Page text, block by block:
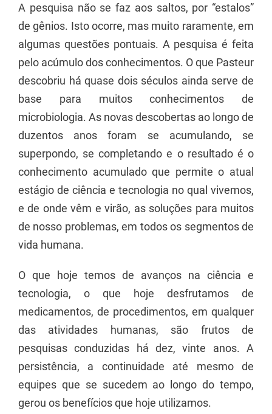
A pesquisa não se faz aos saltos, por “estalos”
de gênios. Isto ocorre, mas muito raramente, em
algumas questões pontuais. A pesquisa é feita
pelo acúmulo dos conhecimentos. O que Pasteur
descobriu há quase dois séculos ainda serve de
base para muitos conhecimentos de
microbiologia. As novas descobertas ao longo de
duzentos anos foram se acumulando, se
superpondo, se completando e o resultado é o
conhecimento acumulado que permite o atual
estágio de ciência e tecnologia no qual vivemos,
e de onde vêm e virão, as soluções para muitos
de nosso problemas, em todos os segmentos de
vida humana.
O que hoje temos de avanços na ciência e
tecnologia, o que hoje desfrutamos de
medicamentos, de procedimentos, em qualquer
das atividades humanas, são frutos de
pesquisas conduzidas há dez, vinte anos. A
persistência, a continuidade até mesmo de
equipes que se sucedem ao longo do tempo,
gerou os benefícios que hoje utilizamos.